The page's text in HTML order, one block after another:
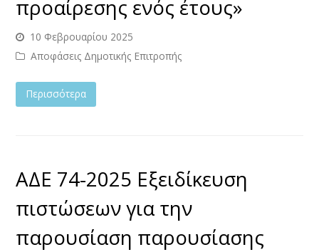
προαίρεσης ενός έτους»
10 Φεβρουαρίου 2025
Αποφάσεις Δημοτικής Επιτροπής
Περισσότερα
ΑΔΕ 74-2025 Εξειδίκευση
πιστώσεων για την
παρουσίαση παρουσίασης